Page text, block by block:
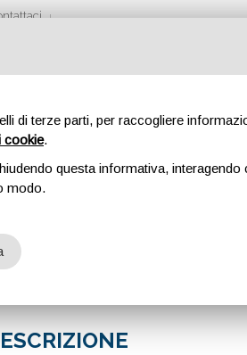
di terze parti, per raccogliere
cookie.
questa informativa,
modo.